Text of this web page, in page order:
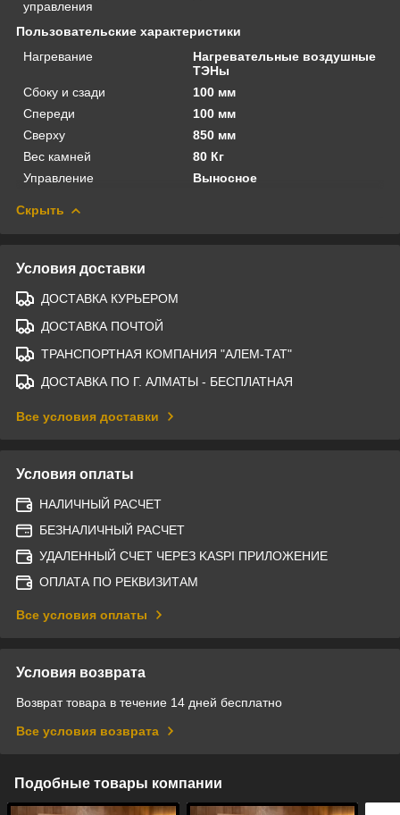
управления
Пользовательские характеристики
Нагревание
Нагревательные воздушные
ТЭНы
Сбоку и сзади
100 мм
Спереди
100 мм
Сверху
850 мм
Вес камней
80 Кг
Управление
Выносное
Скрыть
Условия доставки
ДОСТАВКА КУРЬЕРОМ
ДОСТАВКА ПОЧТОЙ
ТРАНСПОРТНАЯ КОМПАНИЯ "АЛЕМ-ТАТ"
ДОСТАВКА ПО Г. АЛМАТЫ - БЕСПЛАТНАЯ
Все условия доставки
Условия оплаты
НАЛИЧНЫЙ РАСЧЕТ
БЕЗНАЛИЧНЫЙ РАСЧЕТ
УДАЛЕННЫЙ СЧЕТ ЧЕРЕЗ KASPI ПРИЛОЖЕНИЕ
ОПЛАТА ПО РЕКВИЗИТАМ
Все условия оплаты
Условия возврата
Возврат товара в течение 14 дней бесплатно
Все условия возврата
Подобные товары компании